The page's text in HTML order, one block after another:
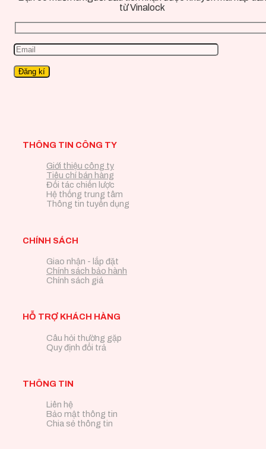
từ Vinalock
THÔNG TIN CÔNG TY
Giới thiệu công ty
Tiêu chí bán hàng
Đối tác chiến lược
Hệ thống trung tâm
Thông tin tuyển dụng
CHÍNH SÁCH
Giao nhận - lắp đặt
Chính sách bảo hành
Chính sách giá
HỖ TRỢ KHÁCH HÀNG
Câu hỏi thường gặp
Quy định đổi trả
THÔNG TIN
Liên hệ
Bảo mật thông tin
Chia sẻ thông tin